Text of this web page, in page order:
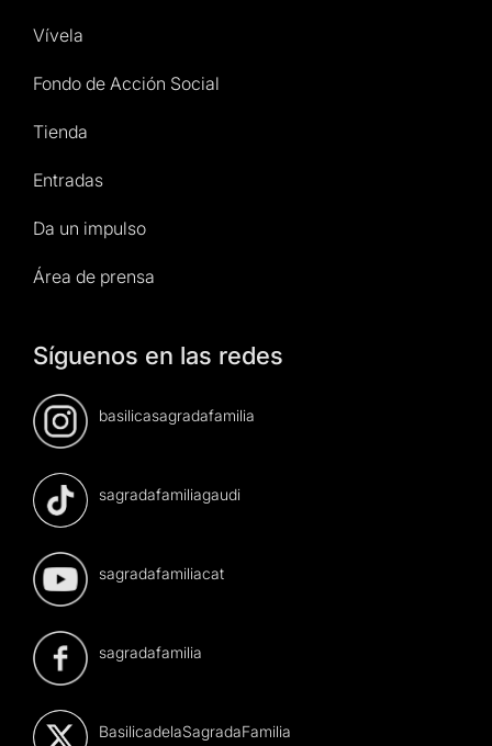
Vívela
Fondo de Acción Social
Tienda
Entradas
Da un impulso
Área de prensa
Síguenos en las redes
basilicasagradafamilia
sagradafamiliagaudi
sagradafamiliacat
sagradafamilia
BasilicadelaSagradaFamilia